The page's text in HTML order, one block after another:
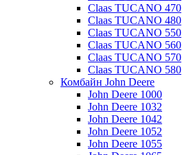
Claas TUCANO 470
Claas TUCANO 480
Claas TUCANO 550
Claas TUCANO 560
Claas TUCANO 570
Claas TUCANO 580
Комбайн John Deere
John Deere 1000
John Deere 1032
John Deere 1042
John Deere 1052
John Deere 1055